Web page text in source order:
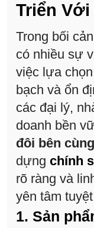
Triển Với
Trong bối
có nhiều sự
việc lựa
bạch và ổn
các đại lý,
doanh bền
đôi bên
dựng chính
rõ ràng và
yên tâm
1. Sản